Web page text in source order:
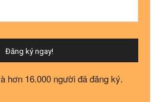
Đăng ký ngay!
hơn 16.000 người đã đăng ký.